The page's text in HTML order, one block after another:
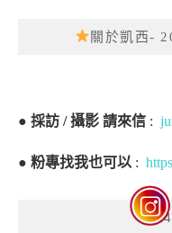
關於凱西-
● 採訪 / 攝影 請來信 :
● 粉專找我也可以 :